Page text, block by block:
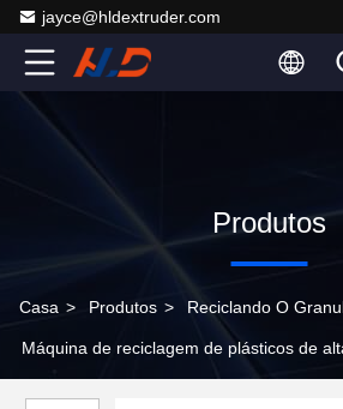
jayce@hldextruder.com
Produtos
Casa > Produtos > Reciclando O
Máquina de reciclagem de plásticos de